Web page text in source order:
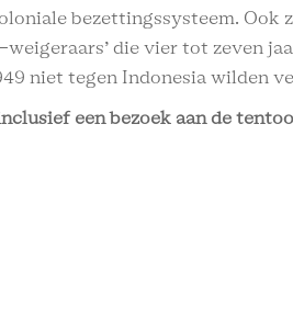
bezettingssysteem. Ook
weigeraars’ die vier tot zeven
niet tegen Indonesia wilden
een bezoek aan de